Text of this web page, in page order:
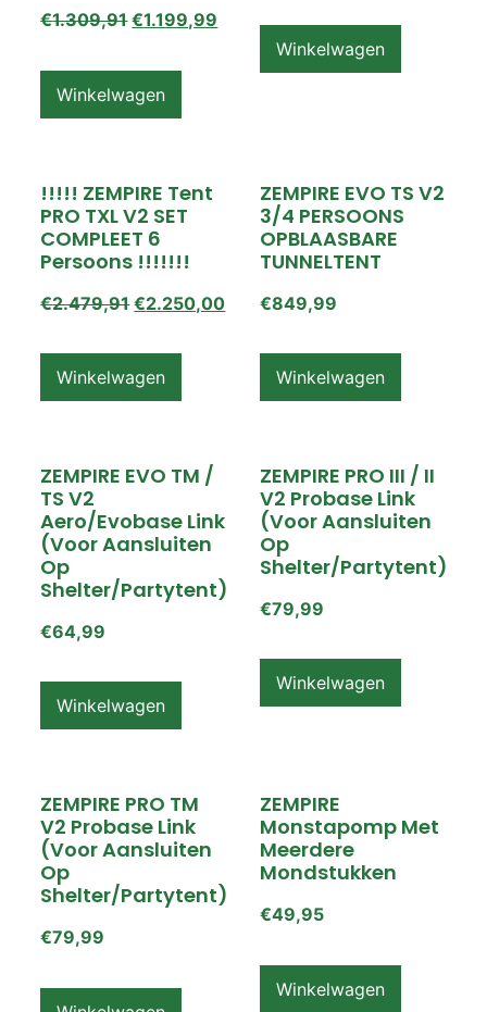
€1.309,91 €1.199,99
Winkelwagen
Winkelwagen
!!!!! ZEMPIRE Tent
PRO TXL V2 SET
COMPLEET 6
Persoons !!!!!!!
€2.479,91 €2.250,00
Winkelwagen
ZEMPIRE EVO TS V2
3/4 PERSOONS
OPBLAASBARE
TUNNELTENT
€849,99
Winkelwagen
ZEMPIRE EVO TM /
TS V2
Aero/Evobase Link
(voor Aansluiten
Op
Shelter/partytent)
€64,99
Winkelwagen
ZEMPIRE PRO III / II
V2 Probase Link
(voor Aansluiten
Op
Shelter/partytent)
€79,99
Winkelwagen
ZEMPIRE PRO TM
V2 Probase Link
(voor Aansluiten
Op
Shelter/partytent)
€79,99
ZEMPIRE
Monstapomp Met
Meerdere
Mondstukken
€49,95
Winkelwagen